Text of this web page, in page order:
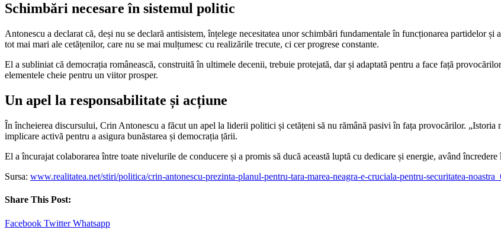
Schimbări necesare în sistemul politic
Antonescu a declarat că, deși nu se declară antisistem, înțelege necesitatea unor schimbări fundamentale în funcționarea partidelor
tot mai mari ale cetățenilor, care nu se mai mulțumesc cu realizările trecute, ci cer progrese constante.
El a subliniat că democrația românească, construită în ultimele decenii, trebuie protejată, dar și adaptată pentru a face față
elementele cheie pentru un viitor prosper.
Un apel la responsabilitate și acțiune
În încheierea discursului, Crin Antonescu a făcut un apel la liderii politici și cetățeni să nu rămână pasivi în fața provocărilor. „Istoria
implicare activă pentru a asigura bunăstarea și democrația țării.
El a încurajat colaborarea între toate nivelurile de conducere și a promis să ducă această luptă cu dedicare și energie, având
Sursa: www.realitatea.net/stiri/politica/crin-antonescu-prezinta-planul-pentru-tara-marea-neagra-e-cruciala-pentru-securitatea-
Share This Post:
Facebook Twitter Whatsapp